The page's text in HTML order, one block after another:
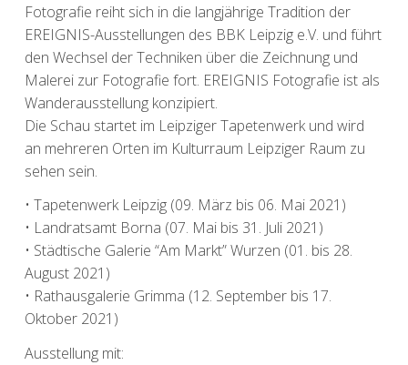
Fotografie reiht sich in die langjährige Tradition der
EREIGNIS-Ausstellungen des BBK Leipzig e.V. und führt
den Wechsel der Techniken über die Zeichnung und
Malerei zur Fotografie fort. EREIGNIS Fotografie ist als
Wanderausstellung konzipiert.
Die Schau startet im Leipziger Tapetenwerk und wird
an mehreren Orten im Kulturraum Leipziger Raum zu
sehen sein.
• Tapetenwerk Leipzig (09. März bis 06. Mai 2021)
• Landratsamt Borna (07. Mai bis 31. Juli 2021)
• Städtische Galerie “Am Markt” Wurzen (01. bis 28.
August 2021)
• Rathausgalerie Grimma (12. September bis 17.
Oktober 2021)
Ausstellung mit: